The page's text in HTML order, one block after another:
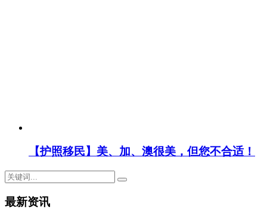
【护照移民】美、加、澳很美，但您不合适！
最新资讯